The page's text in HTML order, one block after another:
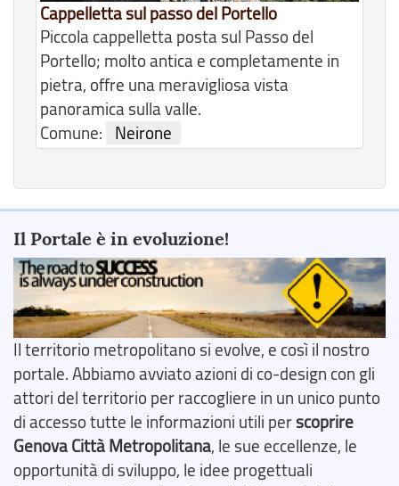
Cappelletta sul passo del Portello
Piccola cappelletta posta sul Passo del
Portello; molto antica e completamente in
pietra, offre una meravigliosa vista
panoramica sulla valle.
Comune:
Neirone
Il Portale è in evoluzione!
Il territorio metropolitano si evolve, e così il nostro
portale. Abbiamo avviato azioni di co-design con gli
attori del territorio per raccogliere in un unico punto
di accesso tutte le informazioni utili perscoprire
Genova Città Metropolitana, le sue eccellenze, le
opportunità di sviluppo, le idee progettuali